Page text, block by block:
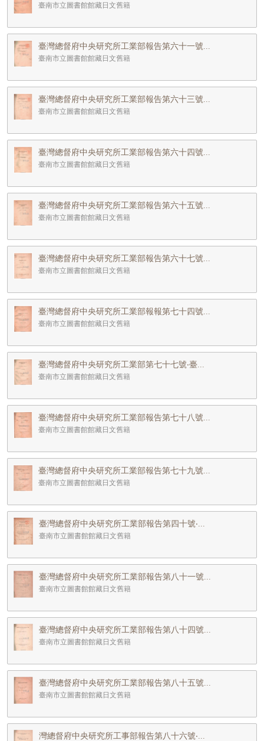
臺南市立圖書館館藏日文舊籍
臺灣總督府中央研究所工業部報告第六十一號...
臺南市立圖書館館藏日文舊籍
臺灣總督府中央研究所工業部報告第六十三號...
臺南市立圖書館館藏日文舊籍
臺灣總督府中央研究所工業部報告第六十四號...
臺南市立圖書館館藏日文舊籍
臺灣總督府中央研究所工業部報告第六十五號...
臺南市立圖書館館藏日文舊籍
臺灣總督府中央研究所工業部報告第六十七號...
臺南市立圖書館館藏日文舊籍
臺灣總督府中央研究所工業部報報第七十四號...
臺南市立圖書館館藏日文舊籍
臺灣總督府中央研究所工業部第七十七號‧臺...
臺南市立圖書館館藏日文舊籍
臺灣總督府中央研究所工業部報告第七十八號...
臺南市立圖書館館藏日文舊籍
臺灣總督府中央研究所工業部報告第七十九號...
臺南市立圖書館館藏日文舊籍
臺灣總督府中央研究所工業部報告第四十號‧...
臺南市立圖書館館藏日文舊籍
臺灣總督府中央研究所工業部報告第八十一號...
臺南市立圖書館館藏日文舊籍
臺灣總督府中央研究所工業部報告第八十四號...
臺南市立圖書館館藏日文舊籍
臺灣總督府中央研究所工業部報告第八十五號...
臺南市立圖書館館藏日文舊籍
灣總督府中央研究所工事部報告第八十六號‧...